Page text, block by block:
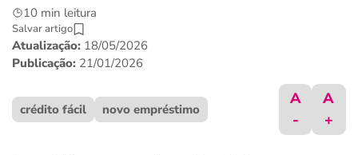
últimas notícias
ferramentas
10 min leitura
Salvar artigo
Atualização: 18/05/2026
Publicação: 21/01/2026
crédito fácil novo empréstimo
A
-
A
+